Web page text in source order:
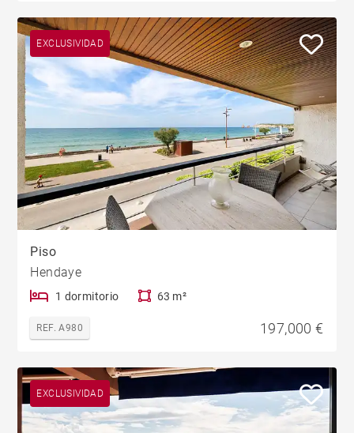
EXCLUSIVIDAD
Piso
Hendaye
1 dormitorio 63 m²
REF. A980 197,000 €
EXCLUSIVIDAD